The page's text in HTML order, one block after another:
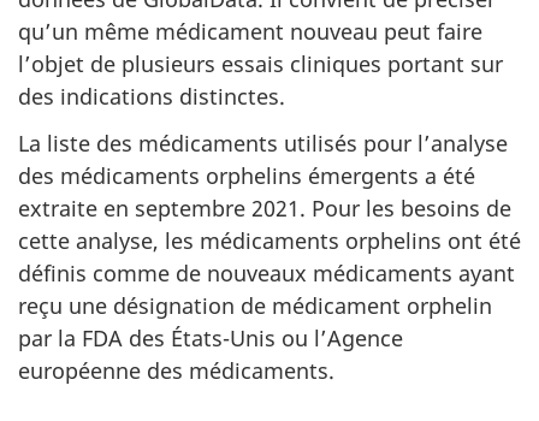
qu’un même médicament nouveau peut faire
l’objet de plusieurs essais cliniques portant sur
des indications distinctes.
La liste des médicaments utilisés pour l’analyse
des médicaments orphelins émergents a été
extraite en septembre 2021. Pour les besoins de
cette analyse, les médicaments orphelins ont été
définis comme de nouveaux médicaments ayant
reçu une désignation de médicament orphelin
par la FDA des États-Unis ou l’Agence
européenne des médicaments.